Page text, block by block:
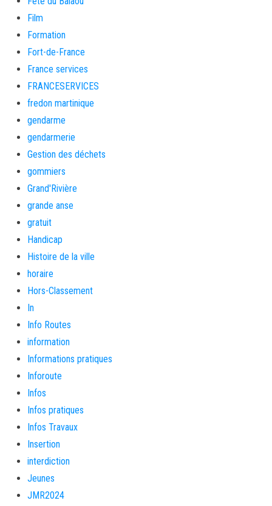
Film
Formation
Fort-de-France
France services
FRANCESERVICES
fredon martinique
gendarme
gendarmerie
Gestion des déchets
gommiers
Grand'Rivière
grande anse
gratuit
Handicap
Histoire de la ville
horaire
Hors-Classement
In
Info Routes
information
Informations pratiques
Inforoute
Infos
Infos pratiques
Infos Travaux
Insertion
interdiction
Jeunes
JMR2024